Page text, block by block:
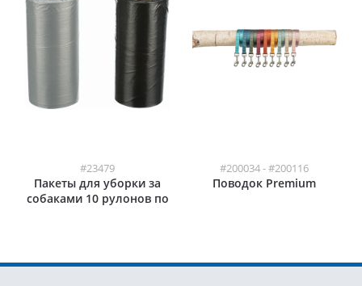
#23479
Пакеты для уборки за
собаками 10 рулонов по
#200034 - #200116
Поводок Premium